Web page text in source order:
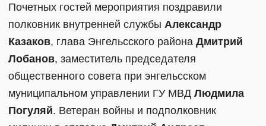
Почетных гостей мероприятия поздравили
полковник внутренней службы Александр
Казаков, глава Энгельсского района Дмитрий
Лобанов, заместитель председателя
общественного совета при энгельсском
муниципальном управлении ГУ МВД Людмила
Погуляй. Ветеран войны и подполковник